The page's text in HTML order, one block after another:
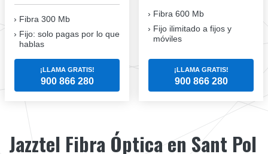
Fibra 300 Mb
Fijo: solo pagas por lo que
hablas
¡LLAMA GRATIS!
900 866 280
Fibra 600 Mb
Fijo ilimitado a fijos y
móviles
¡LLAMA GRATIS!
900 866 280
Jazztel Fibra Óptica en Sant Pol